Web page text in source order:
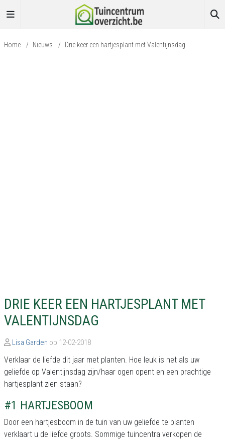
Home / Nieuws / Drie keer een hartjesplant met Valentijnsdag
DRIE KEER EEN HARTJESPLANT MET
VALENTIJNSDAG
Lisa Garden op 12-02-2018
Verklaar de liefde dit jaar met planten. Hoe leuk is het als uw
geliefde op Valentijnsdag zijn/haar ogen opent en een prachtige
hartjesplant zien staan?
#1 HARTJESBOOM
Door een hartjesboom in de tuin van uw geliefde te planten
verklaart u de liefde groots. Sommige tuincentra verkopen de